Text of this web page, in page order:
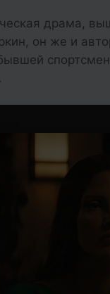
драма,
он же и